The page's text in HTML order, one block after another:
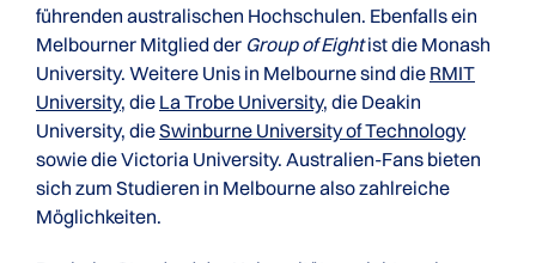
führenden australischen Hochschulen. Ebenfalls ein
Melbourner Mitglied der Group of Eightist die Monash
University. Weitere Unis in Melbourne sind die RMIT
University, die La Trobe University, die Deakin
University, dieSwinburne University of Technology
sowie die Victoria University. Australien-Fans bieten
sich zum Studieren in Melbourne also zahlreiche
Möglichkeiten.